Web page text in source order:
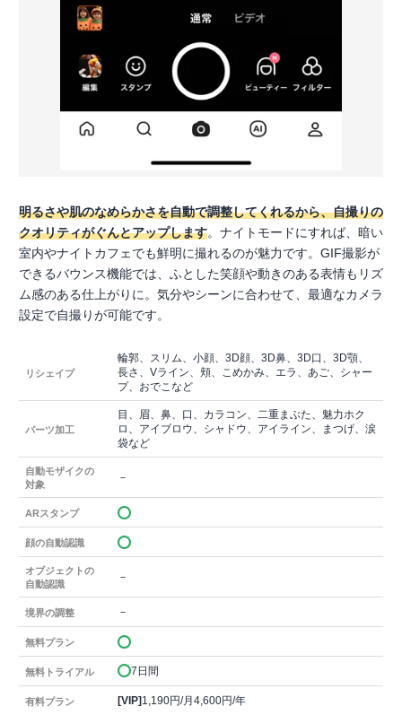
明るさや肌のなめらかさを自動で調整してくれるから、自撮りの
クオリティがぐんとアップします。ナイトモードにすれば、暗い
室内やナイトカフェでも鮮明に撮れるのが魅力です。GIF撮影が
できるバウンス機能では、ふとした笑顔や動きのある表情もリズ
ム感のある仕上がりに。気分やシーンに合わせて、最適なカメラ
設定で自撮りが可能です。
リシェイプ
輪郭、スリム、小顔、3D顔、3D鼻、3D口、3D顎、
長さ、Vライン、頬、こめかみ、エラ、あご、シャー
プ、おでこなど
パーツ加工
目、眉、鼻、口、カラコン、二重まぶた、魅力ホク
ロ、アイブロウ、シャドウ、アイライン、まつげ、涙
袋など
自動モザイクの
対象
－
ARスタンプ
顔の自動認識
オブジェクトの
自動認識
－
境界の調整 －
無料プラン
無料トライアル 7日間
有料プラン [VIP] 1,190円/月4,600円/年